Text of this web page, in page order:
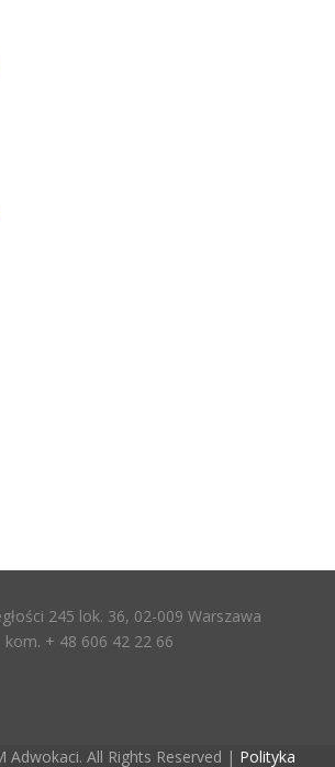
245 lok. 36, 02-009 Warszawa
kom. + 48 606 42 22 66
Adwokaci. All Rights Reserved | Polityka